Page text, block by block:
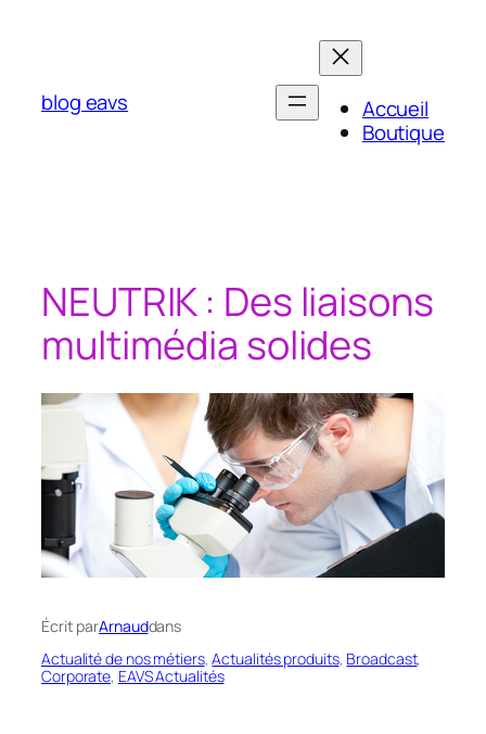
blog eavs
Accueil
Boutique
NEUTRIK : Des liaisons
multimédia solides
Écrit parArnauddans
Actualité de nos métiers, Actualités produits, Broadcast
Corporate, EAVS Actualités